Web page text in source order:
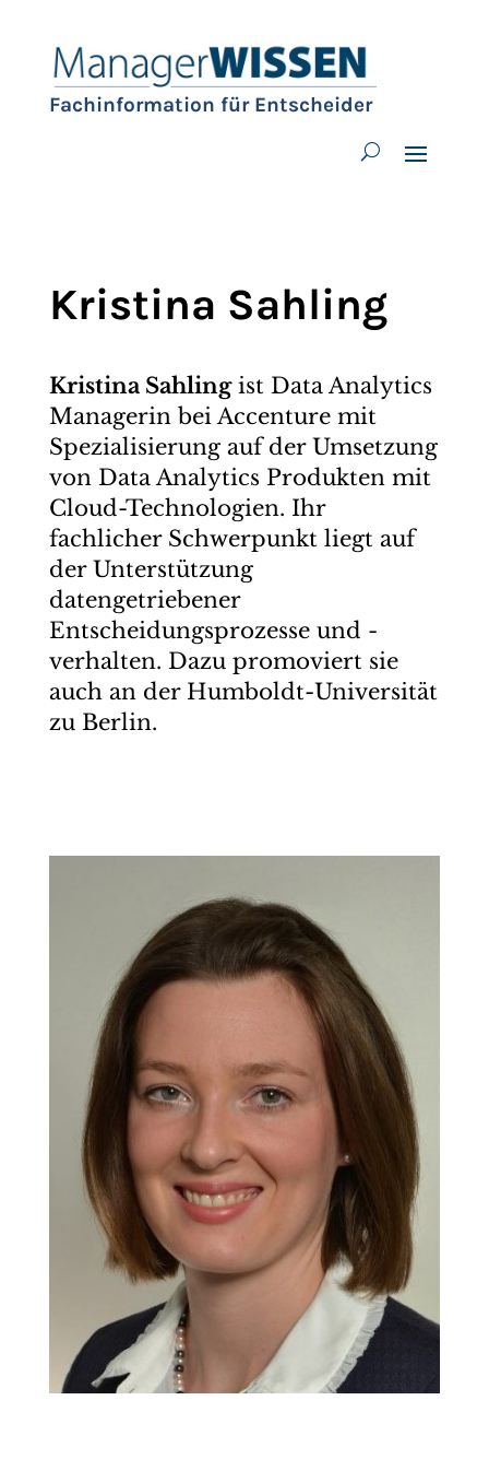
Fachinformation für Entscheider
Kristina Sahling
Kristina Sahlingist Data Analytics
Managerin bei Accenture mit
Spezialisierung auf der Umsetzung
von Data Analytics Produkten mit
Cloud-Technologien. Ihr
fachlicher Schwerpunkt liegt auf
der Unterstützung
datengetriebener
Entscheidungsprozesse und -
verhalten. Dazu promoviert sie
auch an der Humboldt-Universität
zu Berlin.